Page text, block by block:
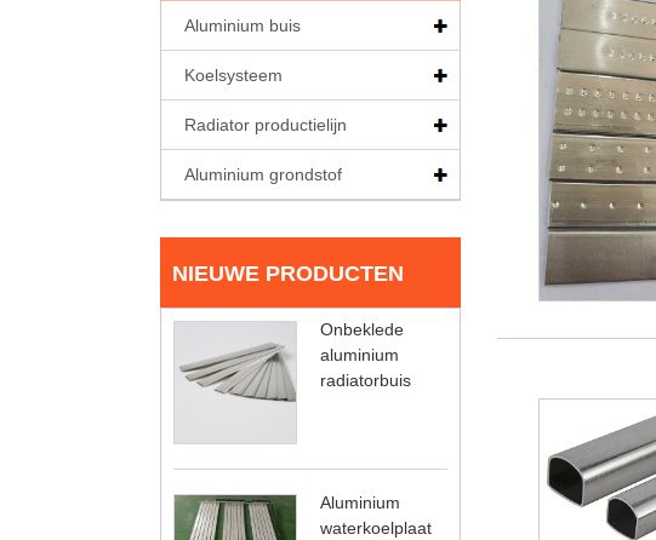
Aluminium buis
Koelsysteem
Radiator productielijn
Aluminium grondstof
NIEUWE PRODUCTEN
Onbeklede
aluminium
radiatorbuis
Aluminium
waterkoelplaat